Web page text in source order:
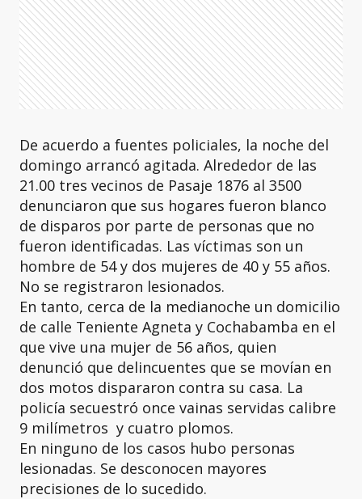
De acuerdo a fuentes policiales, la noche del
domingo arrancó agitada. Alrededor de las
21.00 tres vecinos de Pasaje 1876 al 3500
denunciaron que sus hogares fueron blanco
de disparos por parte de personas que no
fueron identificadas. Las víctimas son un
hombre de 54 y dos mujeres de 40 y 55 años.
No se registraron lesionados.
En tanto, cerca de la medianoche un domicilio
de calle Teniente Agneta y Cochabamba en el
que vive una mujer de 56 años, quien
denunció que delincuentes que se movían en
dos motos dispararon contra su casa. La
policía secuestró once vainas servidas calibre
9 milímetros y cuatro plomos.
En ninguno de los casos hubo personas
lesionadas. Se desconocen mayores
precisiones de lo sucedido.